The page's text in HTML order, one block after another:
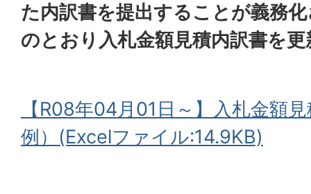
た内訳書を提出することが義務
のとおり入札金額見積内訳書を
【R08年04月01日～】入札金額
例）(Excelファイル:14.9KB)